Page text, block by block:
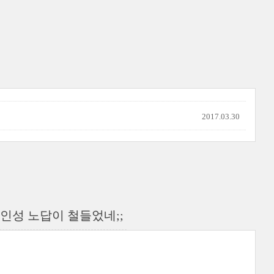
2017.03.30
성 노답이 철들었네;;